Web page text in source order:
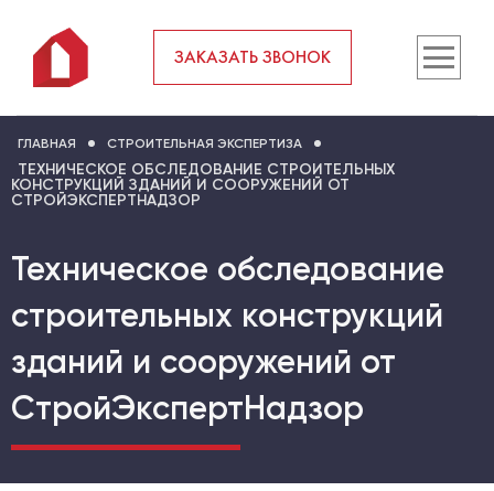
ЗАКАЗАТЬ ЗВОНОК
ГЛАВНАЯ СТРОИТЕЛЬНАЯ ЭКСПЕРТИЗА
ТЕХНИЧЕСКОЕ ОБСЛЕДОВАНИЕ СТРОИТЕЛЬНЫХ
КОНСТРУКЦИЙ ЗДАНИЙ И СООРУЖЕНИЙ ОТ
СТРОЙЭКСПЕРТНАДЗОР
Техническое обследование
строительных конструкций
зданий и сооружений от
СтройЭкспертНадзор